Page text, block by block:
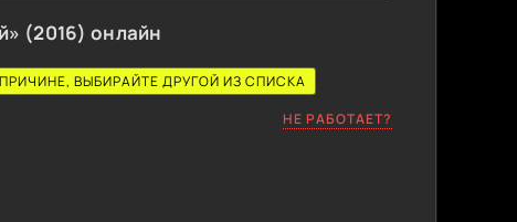
(2016) онлайн
ВЫБИРАЙТЕ ДРУГОЙ ИЗ СПИСКА
НЕ РАБОТАЕТ?